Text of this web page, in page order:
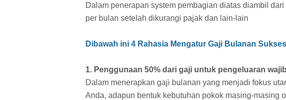
Dalam penerapan system pembagian diatas diambil
per bulan setelah dikurangi pajak dan lain-lain
Dibawah ini 4 Rahasia Mengatur Gaji Bulanan
1. Penggunaan 50% dari gaji untuk pengeluaran wajib
Dalam menerapkan gaji bulanan yang menjadi fokus
Anda, adapun bentuk kebutuhan pokok masing-masing